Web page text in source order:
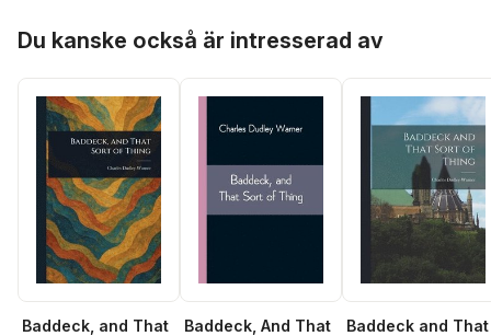
Du kanske också är intresserad av
Baddeck, and That
Baddeck, And That
Baddeck and That